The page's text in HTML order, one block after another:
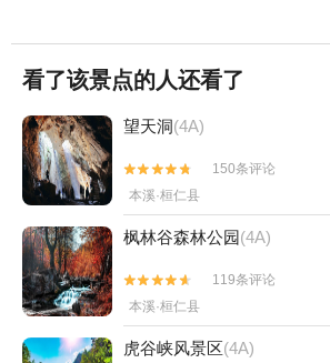
看了该景点的人还看了
望天洞(4A)


150条评论
本溪·桓仁县
枫林谷森林公园(4A)


119条评论
本溪·桓仁县
虎谷峡风景区(4A)